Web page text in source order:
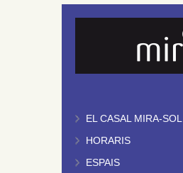
EL CASAL MIRA-SOL
HORARIS
ESPAIS